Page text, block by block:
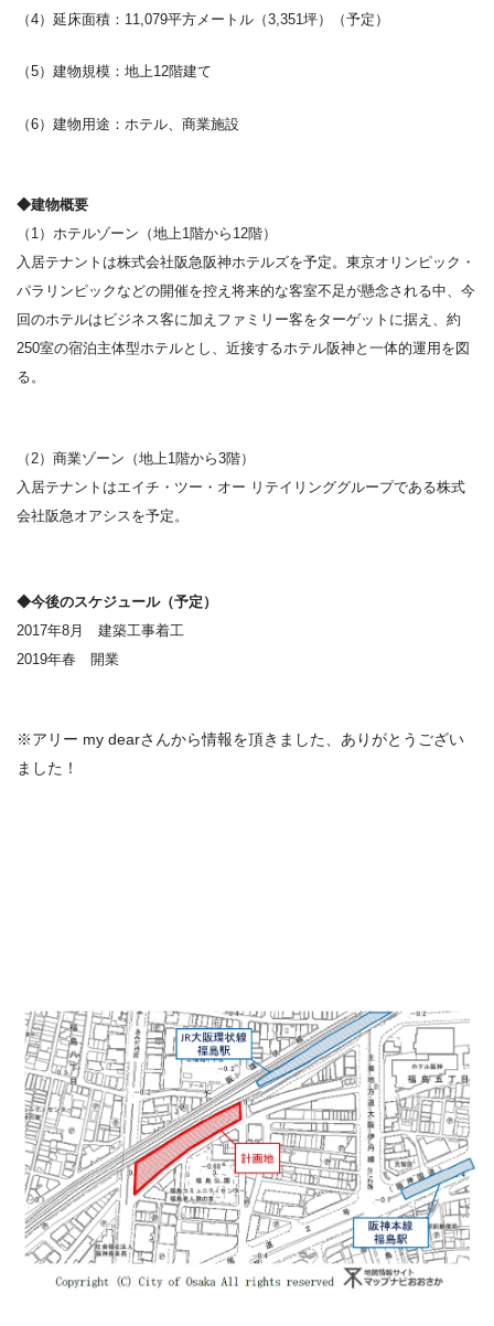
（4）延床面積： 11,079平方メートル（3,351坪）（予定）
（5）建物規模：地上12階建て
（6）建物用途：ホテル、商業施設
◆建物概要
（ 1）ホテルゾーン（地上1階から 12階）
入居テナントは株式会社阪急阪神ホテルズを予定。東京オリンピック・
パラリンピックなどの開催を控え将来的な客室不足が懸念される中、今
回のホテルはビジネス客に加えファミリー客をターゲットに据え、約
250室の宿泊主体型ホテルとし、近接するホテル阪神と一体的運用を図
る。
（ 2）商業ゾーン（地上1 階から3階）
入居テナントはエイチ・ツー・オー リテイリンググループである株式
会社阪急オアシスを予定。
◆今後のスケジュール（予定）
2017年8 月 建築工事着工
2019年春 開業
※アリー my dearさんから情報を頂きました、ありがとうござい
ました！